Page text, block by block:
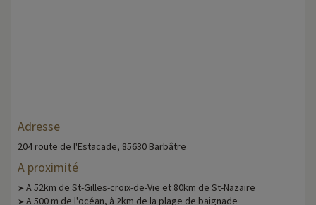
Adresse
204 route de l'Estacade, 85630 Barbâtre
A proximité
➤ A 52km de St-Gilles-croix-de-Vie et 80km de St-Nazaire
➤ A 500 m de l'océan, à 2km de la plage de baignade